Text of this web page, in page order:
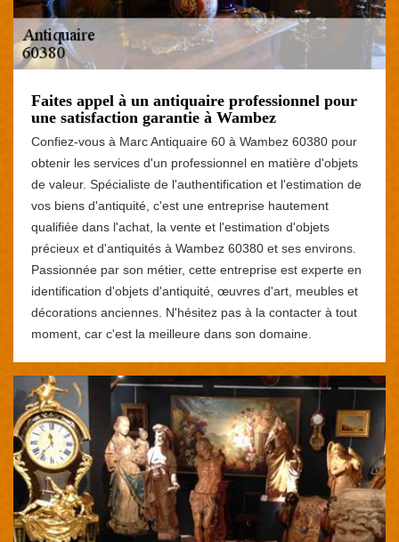
Faites appel à un antiquaire professionnel pour
une satisfaction garantie à Wambez
Confiez-vous à Marc Antiquaire 60 à Wambez 60380 pour
obtenir les services d'un professionnel en matière d'objets
de valeur. Spécialiste de l'authentification et l'estimation de
vos biens d'antiquité, c'est une entreprise hautement
qualifiée dans l'achat, la vente et l'estimation d'objets
précieux et d'antiquités à Wambez 60380 et ses environs.
Passionnée par son métier, cette entreprise est experte en
identification d'objets d'antiquité, œuvres d'art, meubles et
décorations anciennes. N'hésitez pas à la contacter à tout
moment, car c'est la meilleure dans son domaine.